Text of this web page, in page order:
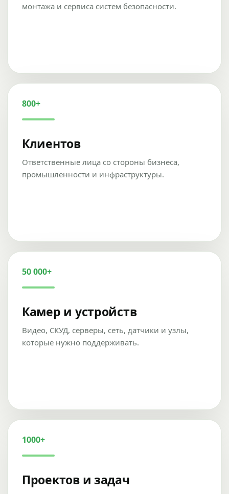
монтажа и сервиса систем безопасности.
800+
Клиентов
Ответственные лица со стороны бизнеса,
промышленности и инфраструктуры.
50 000+
Камер и устройств
Видео, СКУД, серверы, сеть, датчики и узлы,
которые нужно поддерживать.
1000+
Проектов и задач